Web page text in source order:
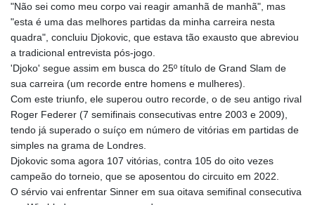
"Não sei como meu corpo vai reagir amanhã de manhã", mas
"esta é uma das melhores partidas da minha carreira nesta
quadra", concluiu Djokovic, que estava tão exausto que abreviou
a tradicional entrevista pós-jogo.
'Djoko' segue assim em busca do 25º título de Grand Slam de
sua carreira (um recorde entre homens e mulheres).
Com este triunfo, ele superou outro recorde, o de seu antigo rival
Roger Federer (7 semifinais consecutivas entre 2003 e 2009),
tendo já superado o suíço em número de vitórias em partidas de
simples na grama de Londres.
Djokovic soma agora 107 vitórias, contra 105 do oito vezes
campeão do torneio, que se aposentou do circuito em 2022.
O sérvio vai enfrentar Sinner em sua oitava semifinal consecutiva